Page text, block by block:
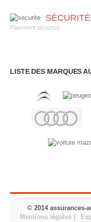
SÉCURITÉ
Paiement sécurisé.
LISTE DES MARQUES
© 2014 assurances-
Mentions légales |